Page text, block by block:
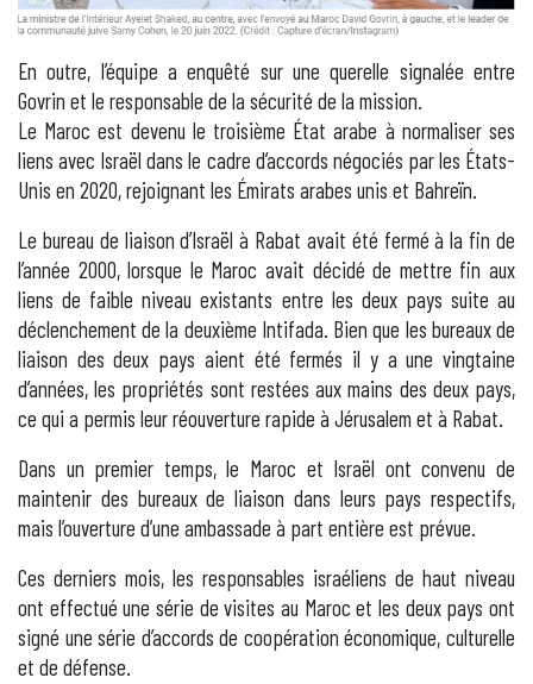
En outre, l’équipe a enquêté sur une querelle signalée entre
Govrin et le responsable de la sécurité de la mission.
Le Maroc est devenu le troisième État arabe à normaliser ses
liens avec Israël dans le cadre d’accords négociés par les États-
Unis en 2020, rejoignant les Émirats arabes unis et Bahreïn.
Le bureau de liaison d’Israël à Rabat avait été fermé à la fin de
l’année 2000, lorsque le Maroc avait décidé de mettre fin aux
liens de faible niveau existants entre les deux pays suite au
déclenchement de la deuxième Intifada. Bien que les bureaux de
liaison des deux pays aient été fermés il y a une vingtaine
d’années, les propriétés sont restées aux mains des deux pays,
ce qui a permis leur réouverture rapide à Jérusalem et à Rabat.
Dans un premier temps, le Maroc et Israël ont convenu de
maintenir des bureaux de liaison dans leurs pays respectifs,
mais l’ouverture d’une ambassade à part entière est prévue.
Ces derniers mois, les responsables israéliens de haut niveau
ont effectué une série de visites au Maroc et les deux pays ont
signé une série d’accords de coopération économique, culturelle
et de défense.